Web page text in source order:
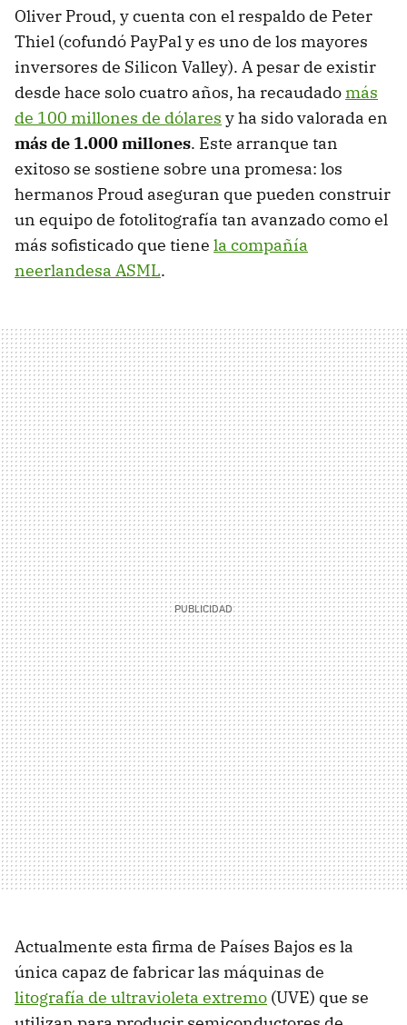
Oliver Proud, y cuenta con el respaldo de Peter
Thiel (cofundó PayPal y es uno de los mayores
inversores de Silicon Valley). A pesar de existir
desde hace solo cuatro años, ha recaudadomás
de 100 millones de dólares y ha sido valorada en
más de 1.000 millones. Este arranque tan
exitoso se sostiene sobre una promesa: los
hermanos Proud aseguran que pueden construir
un equipo de fotolitografía tan avanzado como el
más sofisticado que tiene la compañía
neerlandesa ASML.
Actualmente esta firma de Países Bajos es la
única capaz de fabricar las máquinas de
litografía de ultravioleta extremo (UVE) que se